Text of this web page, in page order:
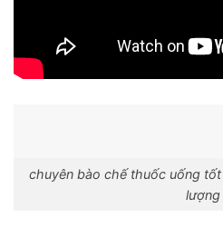
chuyên bào chế thuốc uống
lượng